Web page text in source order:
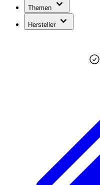
Themen
Hersteller